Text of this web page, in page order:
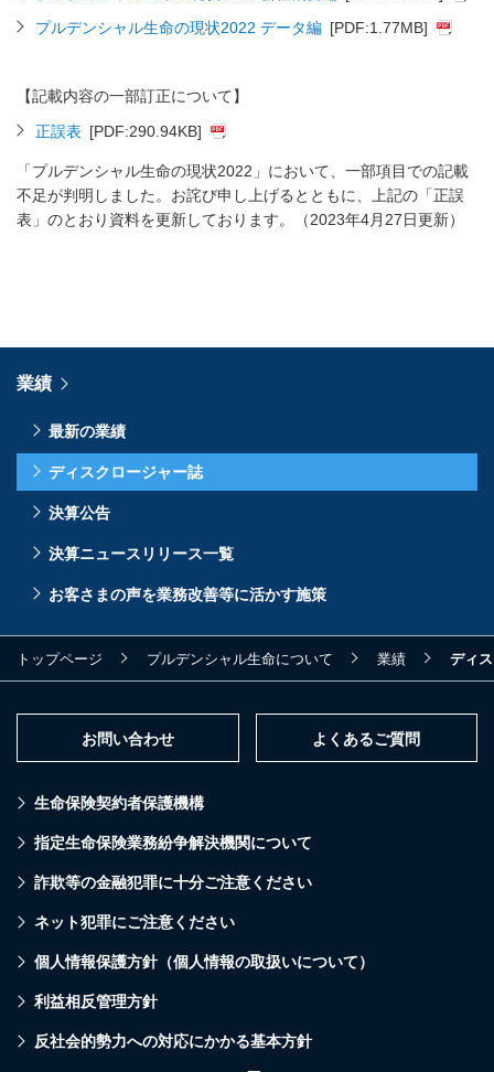
プルデンシャル生命の現状2022 データ編 [PDF:1.77MB]
【記載内容の一部訂正について】
正誤表 [PDF:290.94KB]
「プルデンシャル生命の現状2022」において、一部項目での記載
不足が判明しました。お詫び申し上げるとともに、上記の「正誤
表」のとおり資料を更新しております。（2023年4月27日更新）
業績
最新の業績
ディスクロージャー誌
決算公告
決算ニュースリリース一覧
お客さまの声を業務改善等に活かす施策
トップページ プルデンシャル生命について 業績 ディ
生命保険契約者保護機構
指定生命保険業務紛争解決機関について
詐欺等の金融犯罪に十分ご注意ください
ネット犯罪にご注意ください
個人情報保護方針（個人情報の取扱いについて）
利益相反管理方針
反社会的勢力への対応にかかる基本方針
お問い合わせ よくあるご質問